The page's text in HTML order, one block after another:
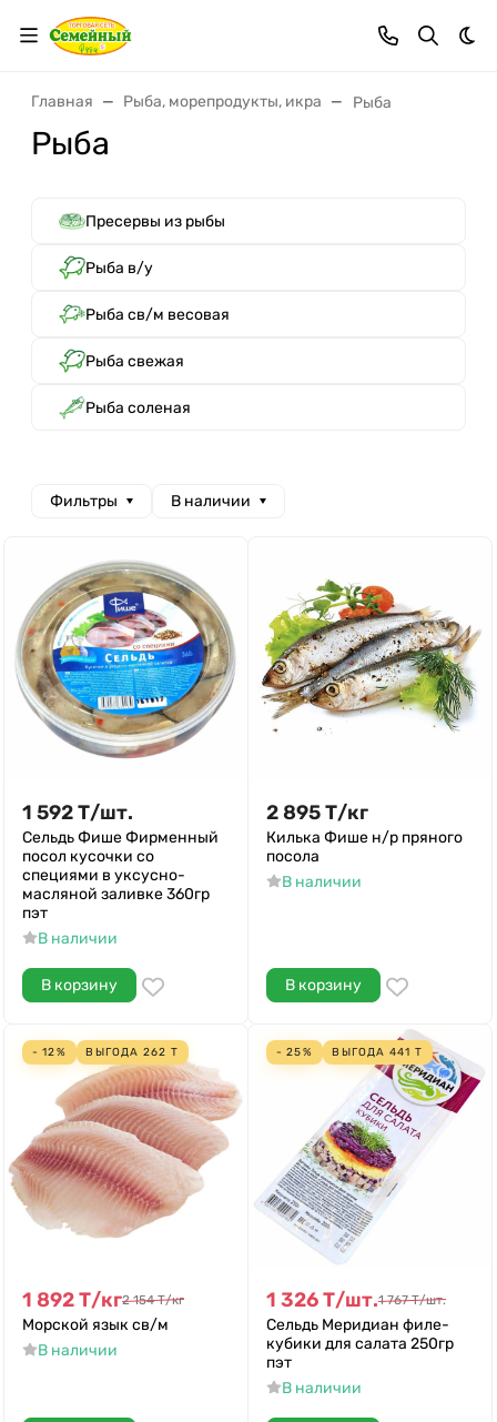
Главная Рыба, морепродукты, икра Рыба
Рыба
Пресервы из рыбы
Рыба в/у
Рыба св/м весовая
Рыба свежая
Рыба соленая
Фильтры В наличии
1 592Т/шт.
Сельдь Фише Фирменный
посол кусочки со
специями в уксусно-
масляной заливке 360гр
пэт
В наличии
В корзину
2 895Т/кг
Килька Фише н/р пряного
посола
В наличии
В корзину
- 12% ВЫГОДА 262 Т
1 892Т/кг2 154 Т/кг
Морской язык св/м
В наличии
- 25% ВЫГОДА 441 Т
1 326Т/шт.1 767 Т/шт.
Сельдь Меридиан филе-
кубики для салата 250гр
пэт
В наличии